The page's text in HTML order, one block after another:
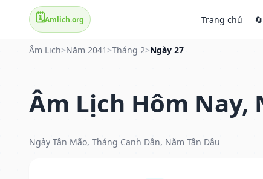
🗓️Amlich.org Trang chủ 🔄
Âm Lịch>Năm 2041 >Tháng 2>Ngày 27
Âm Lịch Hôm Nay,
Ngày Tân Mão, Tháng Canh Dần, Năm Tân Dậu